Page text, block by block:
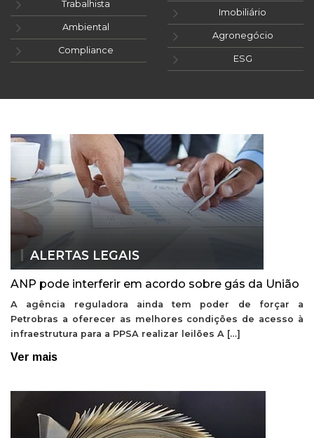
Trabalhista
Ambiental
Compliance
Imobiliário
Agronegócio
ESG
ALERTAS LEGAIS
ANP pode interferir em acordo sobre gás da União
A agência reguladora ainda tem poder de forçar a
Petrobras a oferecer as melhores condições de acesso à
infraestrutura para a PPSA realizar leilões A […]
Ver mais